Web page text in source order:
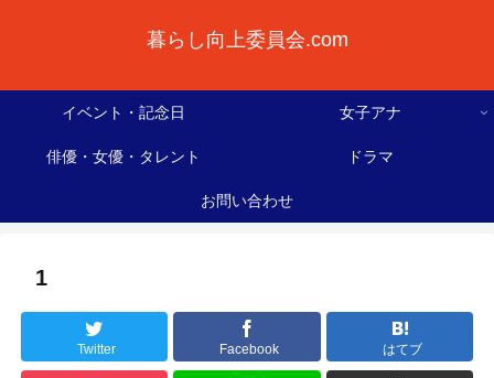
暮らし向上委員会.com
イベント・記念日 女子アナ
俳優・女優・タレント ドラマ
お問い合わせ
1
Twitter Facebook はてブ